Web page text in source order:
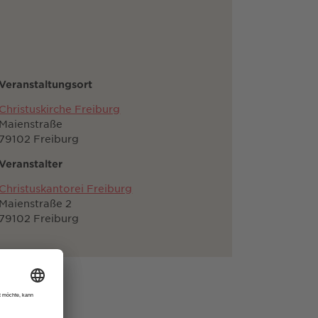
Freiburg
Freiburg
Freiburg
2
Freiburg